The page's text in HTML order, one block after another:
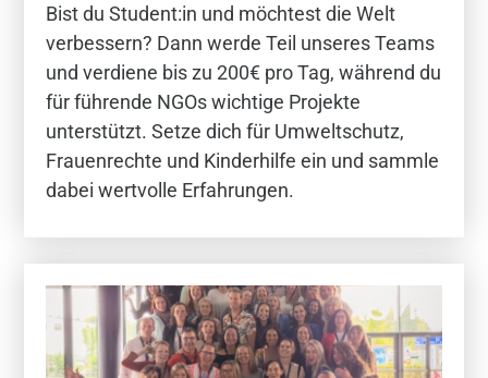
Bist du Student:in und möchtest die Welt
verbessern? Dann werde Teil unseres Teams
und verdiene bis zu 200€ pro Tag, während du
für führende NGOs wichtige Projekte
unterstützt. Setze dich für Umweltschutz,
Frauenrechte und Kinderhilfe ein und sammle
dabei wertvolle Erfahrungen.